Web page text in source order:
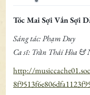
Ngoại tuyến
Tóc Mai Sợi Vắn Sợi
Sáng tác: Phạm Duy
Ca sĩ: Trần Thái Hòa &
http://